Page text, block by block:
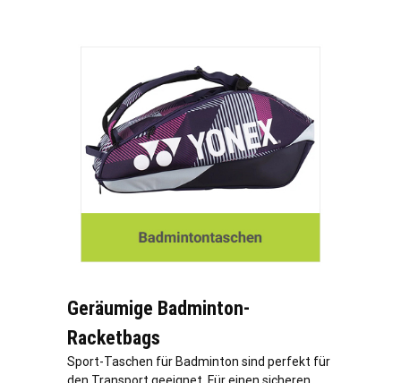
Geräumige Badminton-
Racketbags
Sport-Taschen für Badminton sind perfekt für